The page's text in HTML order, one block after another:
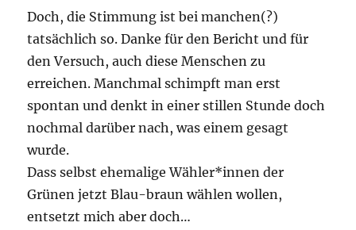
Doch, die Stimmung ist bei manchen(?)
tatsächlich so. Danke für den Bericht und für
den Versuch, auch diese Menschen zu
erreichen. Manchmal schimpft man erst
spontan und denkt in einer stillen Stunde doch
nochmal darüber nach, was einem gesagt
wurde.
Dass selbst ehemalige Wähler*innen der
Grünen jetzt Blau-braun wählen wollen,
entsetzt mich aber doch…